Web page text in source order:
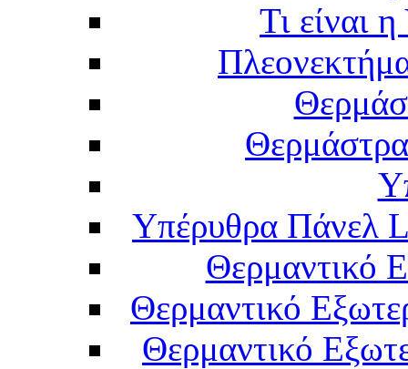
Τι είναι
Υπέρυθρα Πάνελ
Θερμαντικό
Θερμαντικό
Θερμαντικό